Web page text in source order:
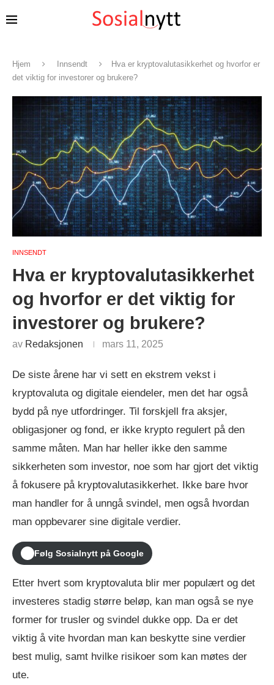
Hjem Innsendt
Hva er kryptovalutasikkerhet og hvorfor er
det viktig for investorer og brukere?
INNSENDT
Hva er kryptovalutasikkerhet
og hvorfor er det viktig for
investorer og brukere?
av Redaksjonen mars 11, 2025
De siste årene har vi sett en ekstrem vekst i
kryptovaluta og digitale eiendeler, men det har også
bydd på nye utfordringer. Til forskjell fra aksjer,
obligasjoner og fond, er ikke krypto regulert på den
samme måten. Man har heller ikke den samme
sikkerheten som investor, noe som har gjort det viktig
å fokusere på kryptovalutasikkerhet. Ikke bare hvor
man handler for å unngå svindel, men også hvordan
man oppbevarer sine digitale verdier.
Følg Sosialnytt på Google
Etter hvert som kryptovaluta blir mer populært og det
investeres stadig større beløp, kan man også se nye
former for trusler og svindel dukke opp. Da er det
viktig å vite hvordan man kan beskytte sine verdier
best mulig, samt hvilke risikoer som kan møtes der
ute.